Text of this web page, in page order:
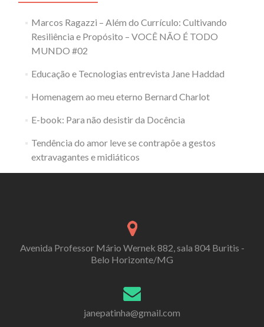
Marcos Ragazzi – Além do Currículo: Cultivando
Resiliência e Propósito – VOCÊ NÃO É TODO
MUNDO #02
Educação e Tecnologias entrevista Jane Haddad
Homenagem ao meu eterno Bernard Charlot
E-book: Para não desistir da Docência
Tendência do amor leve se contrapõe a gestos
extravagantes e midiáticos
Avenida Professor Mário Wernek 882, sala 804 Buritis -
Belo Horizonte/MG
janepatinha@gmail.com